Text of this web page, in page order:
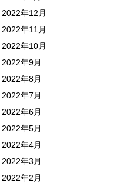
2022年12月
2022年11月
2022年10月
2022年9月
2022年8月
2022年7月
2022年6月
2022年5月
2022年4月
2022年3月
2022年2月